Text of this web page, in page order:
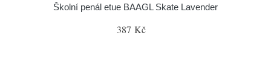
Školní penál etue BAAGL Skate Lavender
387 Kč